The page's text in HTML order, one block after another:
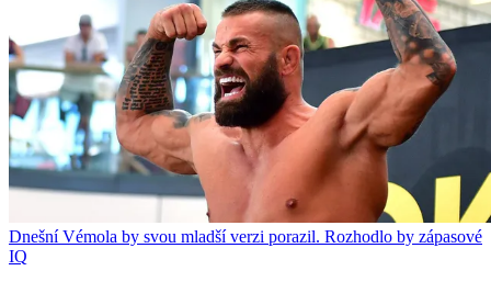
Dnešní Vémola by svou mladší verzi porazil. Rozhodlo by zápasové
IQ